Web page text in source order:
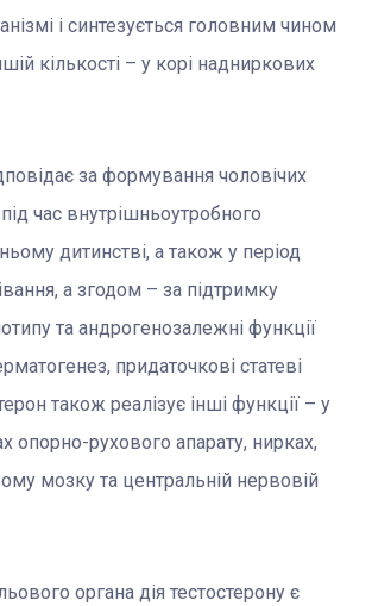
і синтезується головним чином
кількості – у корі надниркових
за формування чоловічих
час внутрішньоутробного
дитинстві, а також у період
а згодом – за підтримку
та андрогенозалежні функції
придаточкові статеві
також реалізує інші функції – у
опорно-рухового апарату, нирках,
мозку та центральній нервовій
органа дія тестостерону є